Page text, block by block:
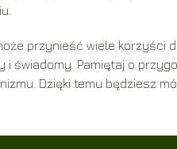
przynieść wiele korzyści
świadomy. Pamiętaj o
Dzięki temu będziesz